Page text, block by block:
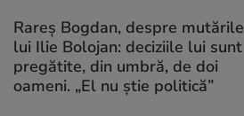
Rareș Bogdan, despre mutările
lui Ilie Bolojan: deciziile lui sunt
pregătite, din umbră, de doi
oameni. „El nu știe politică”